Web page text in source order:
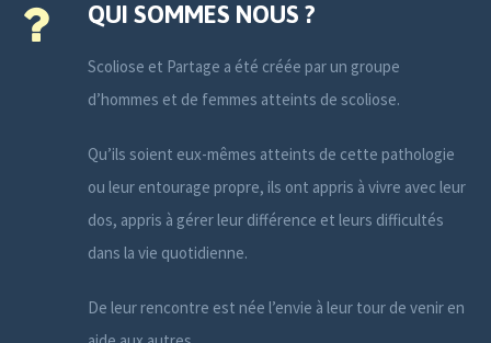
QUI SOMMES NOUS ?
Scoliose et Partage a été créée par un groupe
d’hommes et de femmes atteints de scoliose.
Qu’ils soient eux-mêmes atteints de cette pathologie
ou leur entourage propre, ils ont appris à vivre avec leur
dos, appris à gérer leur différence et leurs difficultés
dans la vie quotidienne.
De leur rencontre est née l’envie à leur tour de venir en